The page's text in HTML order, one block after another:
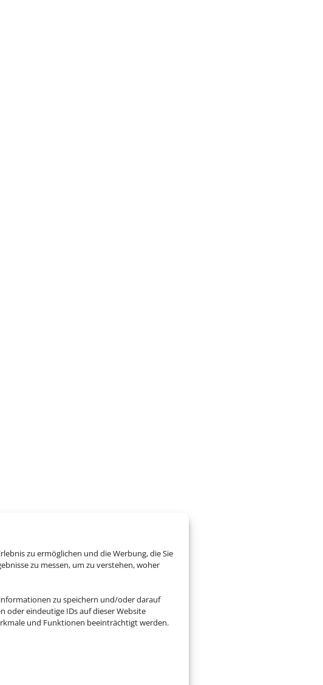
zu ermöglichen und die Werbung, die Sie
zu messen, um zu verstehen, woher
zu speichern und/oder darauf
oder eindeutige IDs auf dieser Website
und Funktionen beeinträchtigt werden.